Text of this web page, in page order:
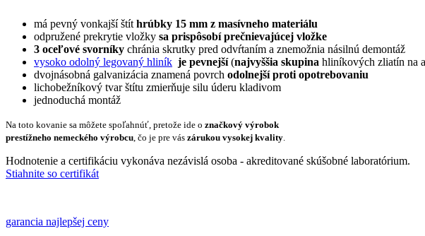
má pevný vonkajší štít hrúbky 15 mm z masívneho materiálu
odpružené prekrytie vložky sa prispôsobí prečnievajúcej vložke
3 oceľové svorníky chránia skrutky pred odvŕtaním a znemožnia násilnú demontáž
vysoko odolný legovaný hliník je pevnejší(najvyššia skupina hliníkových zliatín na
dvojnásobná galvanizácia znamená povrch odolnejší proti opotrebovaniu
lichobežníkový tvar štítu zmierňuje silu úderu kladivom
jednoduchá montáž
Na toto kovanie sa môžete spoľahnúť, pretože ide o značkový výrobok
prestížneho nemeckého výrobcu, čo je pre vás zárukou vysokej kvality.
Hodnotenie a certifikáciu vykonáva nezávislá osoba - akreditované skúšobné laboratórium.
Stiahnite so certifikát
garancia najlepšej ceny